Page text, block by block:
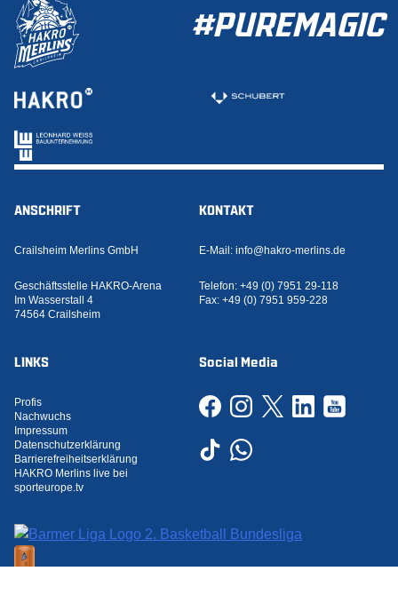
#PUREMAGIC
ANSCHRIFT
Crailsheim Merlins GmbH
Geschäftsstelle HAKRO-Arena
Im Wasserstall 4
74564 Crailsheim
KONTAKT
E-Mail: info@hakro-merlins.de
Telefon: +49 (0) 7951 29-118
Fax: +49 (0) 7951 959-228
LINKS
Profis
Nachwuchs
Impressum
Datenschutzerklärung
Barrierefreiheitserklärung
HAKRO Merlins live bei
sporteurope.tv
Social Media